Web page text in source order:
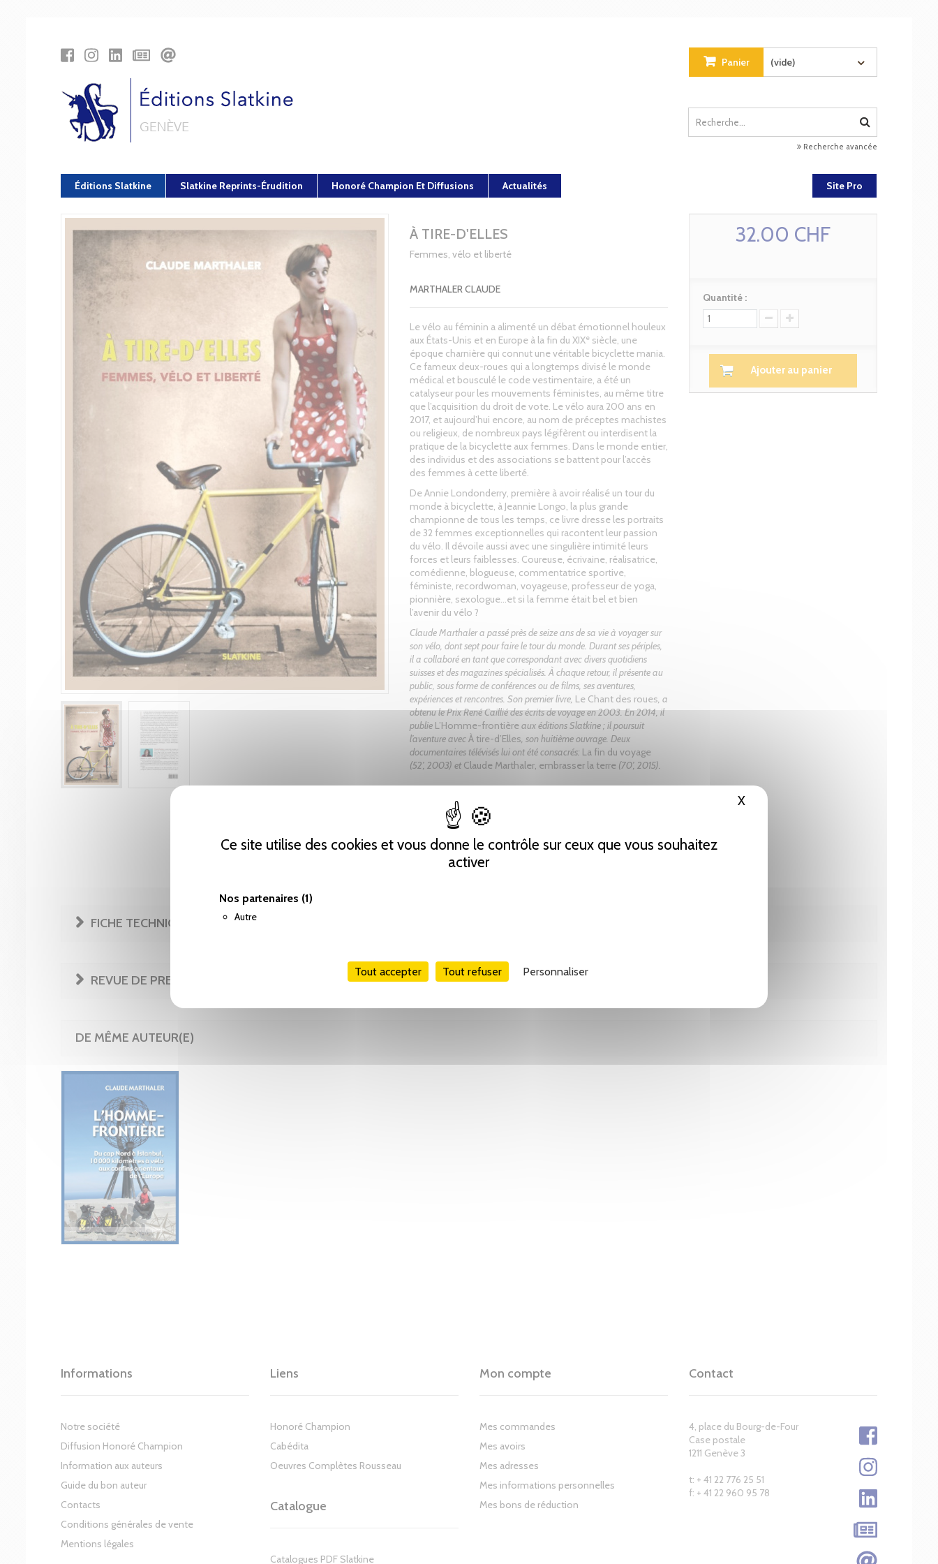
Ce site utilise des cookies et vous donne le contrôle sur ceux que vous souhaitez
activer
Nos partenaires (1)
Autre
Tout accepter Tout refuser Personnaliser
X Masquer le bandeau des cookies
Panier (vide)
Recherche avancée
Éditions Slatkine Slatkine Reprints-Érudition Honoré Champion Et Diffusions Actualités Site Pro
À TIRE-D'ELLES
Femmes, vélo et liberté
MARTHALER CLAUDE
Le vélo au féminin a alimenté un débat émotionnel houleux
aux États-Unis et en Europe à la fin du XIXe siècle, une
époque charnière qui connut une véritable bicyclette mania.
Ce fameux deux-roues qui a longtemps divisé le monde
médical et bousculé le code vestimentaire, a été un
catalyseur pour les mouvements féministes, au même titre
que l’acquisition du droit de vote. Le vélo aura 200 ans en
2017, et aujourd’hui encore, au nom de préceptes machistes
ou religieux, de nombreux pays légifèrent ou interdisent la
pratique de la bicyclette aux femmes. Dans le monde entier,
des individus et des associations se battent pour l’accès
des femmes à cette liberté.
De Annie Londonderry, première à avoir réalisé un tour du
monde à bicyclette, à Jeannie Longo, la plus grande
championne de tous les temps, ce livre dresse les portraits
de 32 femmes exceptionnelles qui racontent leur passion
du vélo. Il dévoile aussi avec une singulière intimité leurs
forces et leurs faiblesses. Coureuse, écrivaine, réalisatrice,
comédienne, blogueuse, commentatrice sportive,
féministe, recordwoman, voyageuse, professeur de yoga,
pionnière, sexologue…et si la femme était bel et bien
l’avenir du vélo ?
Claude Marthaler a passé près de seize ans de sa vie à voyager sur
son vélo, dont sept pour faire le tour du monde. Durant ses périples,
il a collaboré en tant que correspondant avec divers quotidiens
suisses et des magazines spécialisés. À chaque retour, il présente au
public, sous forme de conférences ou de films, ses aventures,
expériences et rencontres. Son premier livre, Le Chant des roues, a
obtenu le Prix René Caillié des écrits de voyage en 2003. En 2014, il
publie L’Homme-frontièreaux éditions Slatkine ; il poursuit
l’aventure avecÀ tire-d’Elles, son huitième ouvrage. Deux
documentaires télévisés lui ont été consacrés: La fin du voyage
(52’, 2003) et Claude Marthaler, embrasser la terre (70’, 2015).
Tweet
32.00 CHF
Quantité :
Ajouter au panier
FICHE TECHNIQUE
REVUE DE PRESSE
DE MÊME AUTEUR(E)
Informations
Notre société
Diffusion Honoré Champion
Information aux auteurs
Guide du bon auteur
Contacts
Conditions générales de vente
Mentions légales
Liens
Honoré Champion
Cabédita
Oeuvres Complètes Rousseau
Catalogue
Catalogues PDF Slatkine
Mon compte
Mes commandes
Mes avoirs
Mes adresses
Mes informations personnelles
Mes bons de réduction
Contact
4, place du Bourg-de-Four
Case postale
1211 Genève 3
t: + 41 22 776 25 51
f: + 41 22 960 95 78